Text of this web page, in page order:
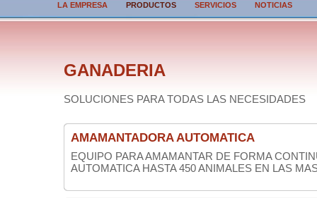
LA EMPRESA PRODUCTOS SERVICIOS NOTICIAS
GANADERIA
SOLUCIONES PARA TODAS LAS NECESIDADES
AMAMANTADORA AUTOMATICA
EQUIPO PARA AMAMANTAR DE FORMA
AUTOMATICA HASTA 450 ANIMALES EN LAS